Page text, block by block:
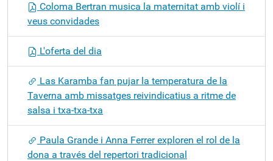
Coloma Bertran musica la maternitat amb violí i
veus convidades
L'oferta del dia
Las Karamba fan pujar la temperatura de la
Taverna amb missatges reivindicatius a ritme de
salsa i txa-txa-txa
Paula Grande i Anna Ferrer exploren el rol de la
dona a través del repertori tradicional